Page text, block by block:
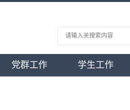
党群工作 学生工作